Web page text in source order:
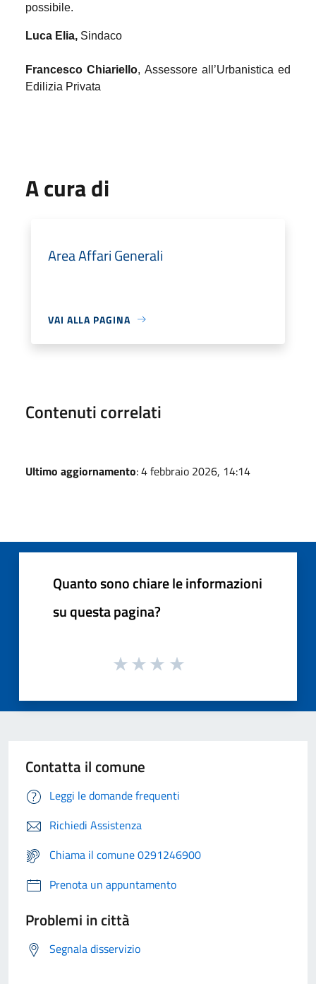
possibile.
Luca Elia, Sindaco
Francesco Chiariello, Assessore all’Urbanistica ed
Edilizia Privata
A cura di
Area Affari Generali
VAI ALLA PAGINA
Contenuti correlati
Ultimo aggiornamento: 4 febbraio 2026, 14:14
Quanto sono chiare le informazioni
su questa pagina?
Contatta il comune
Leggi le domande frequenti
Richiedi Assistenza
Chiama il comune 0291246900
Prenota un appuntamento
Problemi in città
Segnala disservizio